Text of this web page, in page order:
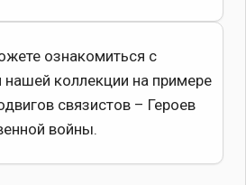
ознакомиться с
коллекции на примере
связистов – Героев
войны.